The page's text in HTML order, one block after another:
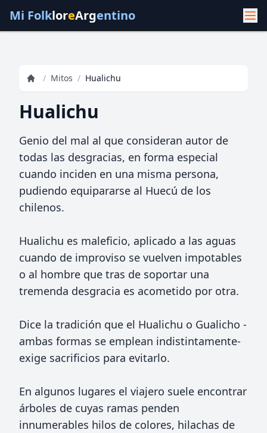
Mi FolkloreArgentino
/ Mitos / Hualichu
Hualichu
Genio del mal al que consideran autor de
todas las desgracias, en forma especial
cuando inciden en una misma persona,
pudiendo equipararse al Huecú de los
chilenos.
Hualichu es maleficio, aplicado a las aguas
cuando de improviso se vuelven impotables
o al hombre que tras de soportar una
tremenda desgracia es acometido por otra.
Dice la tradición que el Hualichu o Gualicho -
ambas formas se emplean indistintamente-
exige sacrificios para evitarlo.
En algunos lugares el viajero suele encontrar
árboles de cuyas ramas penden
innumerables hilos de colores, hilachas de